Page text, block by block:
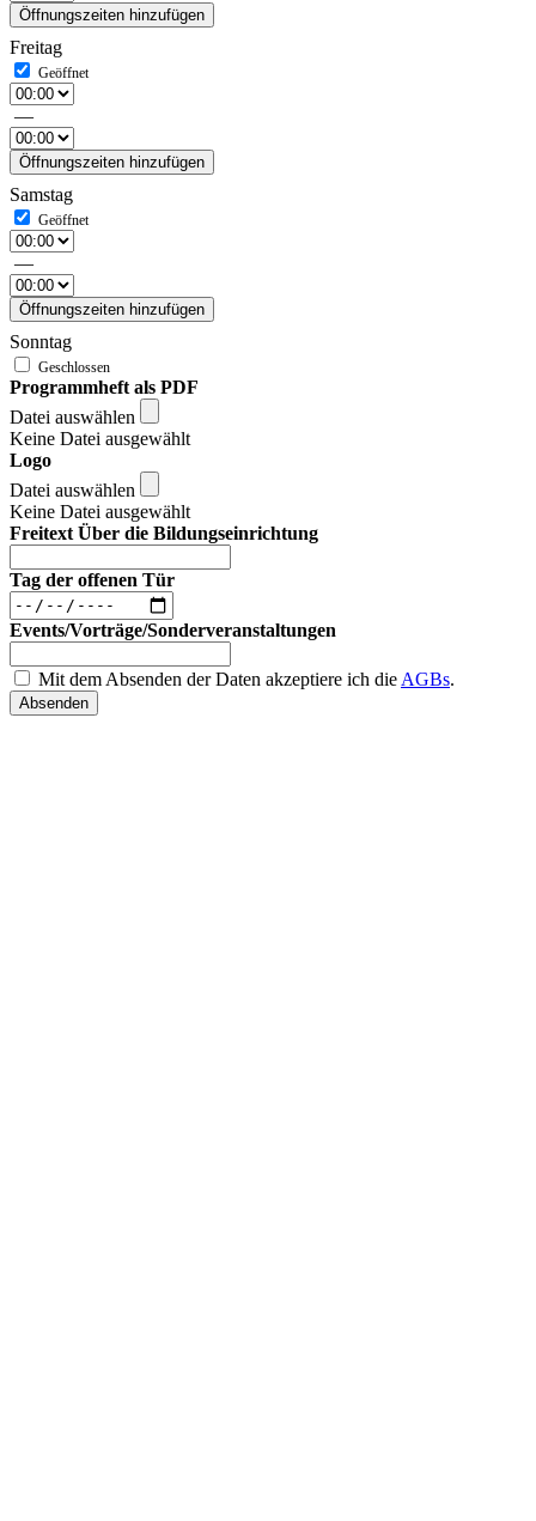
Öffnungszeiten hinzufügen
Freitag
—
Öffnungszeiten hinzufügen
Samstag
—
Öffnungszeiten hinzufügen
Sonntag
Programmheft als PDF
Datei auswählen
Keine Datei ausgewählt
Logo
Datei auswählen
Keine Datei ausgewählt
Freitext Über die Bildungseinrichtung
Tag der offenen Tür
Events/Vorträge/Sonderveranstaltungen
Mit dem Absenden der Daten akzeptiere ich die AGBs.
Absenden